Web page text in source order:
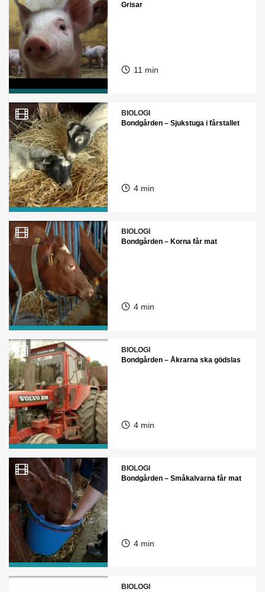
Grisar
11 min
BIOLOGI
Bondgården – Sjukstuga i fårstallet
4 min
BIOLOGI
Bondgården – Korna får mat
4 min
BIOLOGI
Bondgården – Åkrarna ska gödslas
4 min
BIOLOGI
Bondgården – Småkalvarna får mat
4 min
BIOLOGI